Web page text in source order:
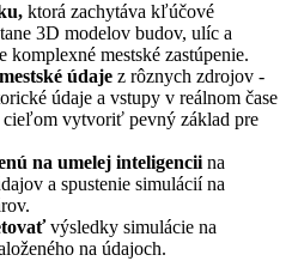
ktorá zachytáva kľúčové
3D modelov budov, ulíc a
komplexné mestské zastúpenie.
mestské údaje z rôznych zdrojov -
údaje a vstupy v reálnom čase
cieľom vytvoriť pevný základ pre
na umelej inteligencii na
a spustenie simulácií na
výsledky simulácie na
na údajoch.